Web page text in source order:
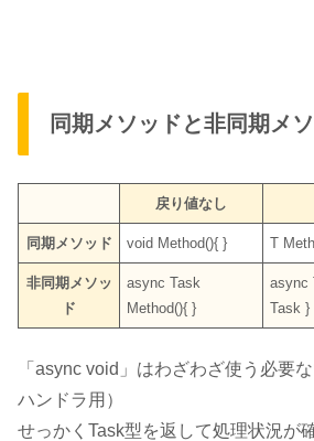
同期メソッドと非同期メ
戻り値なし
同期メソッド void Method(){ } T
非同期メソッ
ド
async Task
Method(){ }
async
Task }
「async void」 はわざわざ使う必要
ハンドラ用）
せっかくTask型を返して処理状況が